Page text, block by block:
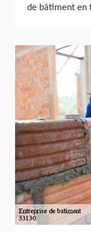
de bâtiment en